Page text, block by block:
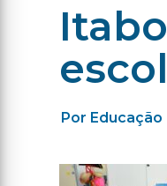
Por Educação